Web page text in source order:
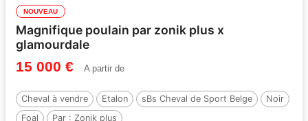
NOUVEAU
Magnifique poulain par zonik plus x
glamourdale
15 000 € A partir de
Cheval à vendre Etalon sBs Cheval de Sport Belge
Noir
Foal
Par : Zonik plus